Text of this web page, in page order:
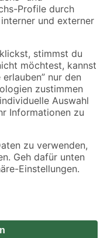
Angebote sind unter
Verfügbarkeiten beziehen
mit Speditionsversand, hier